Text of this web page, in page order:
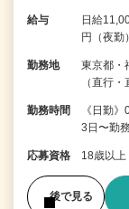
給与
日給
円（夜勤）
勤務地
東京都・
（直行・
勤務時間
《日勤
3日〜勤
応募資格 18歳以
後で見る